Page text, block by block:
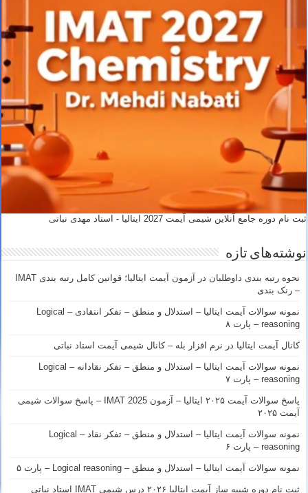
ثبت نام دوره جامع آنلاین شیمی آیمت 2027 ایتالیا - استاد مهدی نباتی
نوشته‌های تازه
نحوه رتبه بندی داوطلبان در آزمون آیمت ایتالیا؛ قوانین کامل رتبه بندی IMAT
– رنک بندی
نمونه سوالات آیمت ایتالیا – استدلال و منطق – تفکر انتقادی – Logical
reasoning – پارت ۸
کانال آیمت ایتالیا در نرم افزار بله – کانال شیمی آیمت استاد نباتی
نمونه سوالات آیمت ایتالیا – استدلال و منطق – تفکر نقادانه – Logical
reasoning – پارت ۷
پاسخ سوالات آیمت ۲۰۲۵ ایتالیا – آزمون IMAT 2025 – پاسخ سوالات شیمی
آیمت ۲۰۲۵
نمونه سوالات آیمت ایتالیا – استدلال و منطق – تفکر نقاد – Logical
reasoning – پارت ۶
نمونه سوالات آیمت ایتالیا – استدلال و منطق – Logical reasoning – پارت ۵
ثبت نام دوره شبیه ساز آیمت ایتالیا ۲۰۲۶ درس شیمی IMAT استاد نباتی